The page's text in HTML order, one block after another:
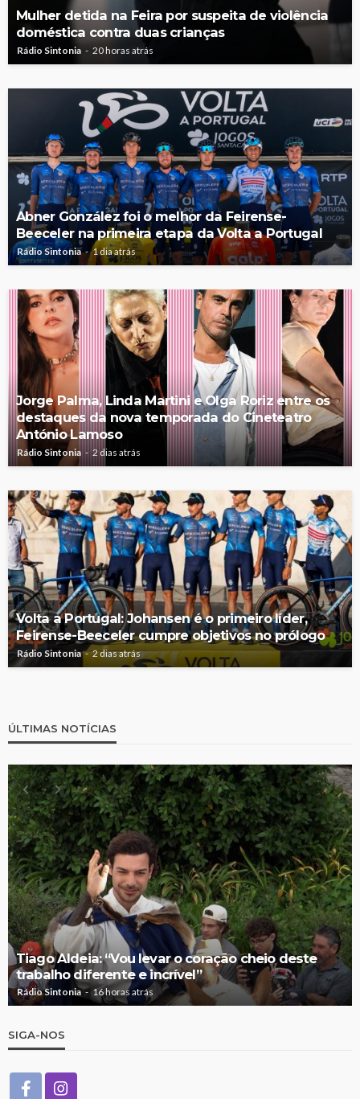
Mulher detida na Feira por suspeita de violência
doméstica contra duas crianças
Rádio Sintonia 20 horas atrás
Abner González foi o melhor da Feirense-
Beeceler na primeira etapa da Volta a Portugal
Rádio Sintonia 1 dia atrás
Jorge Palma, Linda Martini e Olga Roriz entre os
destaques da nova temporada do Cineteatro
António Lamoso
Rádio Sintonia 2 dias atrás
Volta a Portugal: Johansen é o primeiro líder,
Feirense-Beeceler cumpre objetivos no prólogo
Rádio Sintonia 2 dias atrás
ÚLTIMAS NOTÍCIAS
Tiago Aldeia: “Vou levar o coração cheio deste
trabalho diferente e incrível”
Rádio Sintonia 16 horas atrás
SIGA-NOS